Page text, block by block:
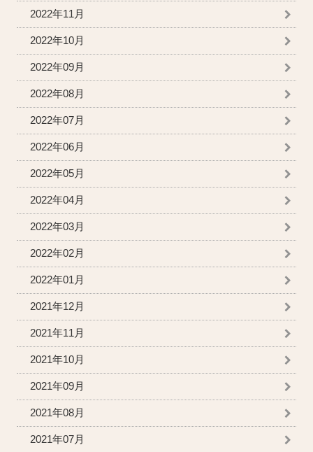
2022年11月
2022年10月
2022年09月
2022年08月
2022年07月
2022年06月
2022年05月
2022年04月
2022年03月
2022年02月
2022年01月
2021年12月
2021年11月
2021年10月
2021年09月
2021年08月
2021年07月